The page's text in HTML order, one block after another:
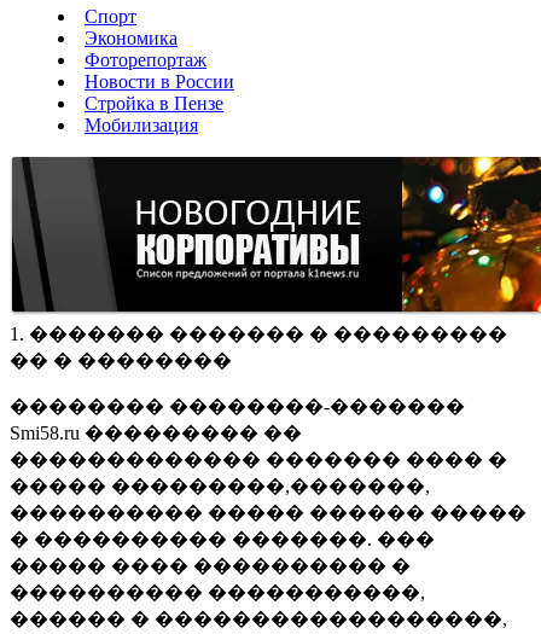
Спорт
Экономика
Фоторепортаж
Новости в России
Стройка в Пензе
Мобилизация
1. ������� ������� � ���������
�� � ��������
�������� ��������-�������
Smi58.ru ��������� ��
������������� ������� ���� �
����� ���������,�������,
���������� ����� ������ �����
� ���������� �������. ���
����� ���� ���������� �
���������� �����������,
������ � ������������������,